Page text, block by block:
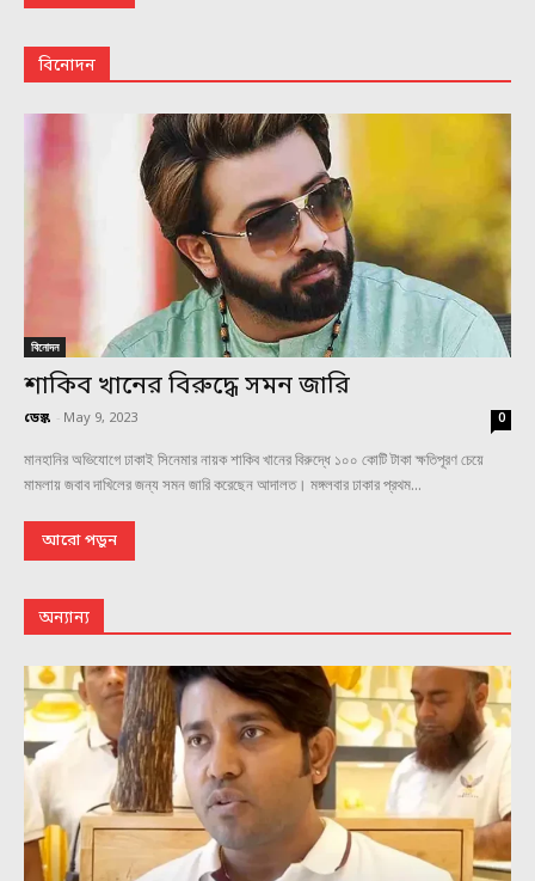
বিনোদন
বিনোদন
শাকিব খানের বিরুদ্ধে সমন জারি
ডেস্ক - May 9, 2023 0
মানহানির অভিযোগে ঢাকাই সিনেমার নায়ক শাকিব খানের বিরুদ্ধে ১০০ কোটি টাকা ক্ষতিপূরণ চেয়ে
মামলায় জবাব দাখিলের জন্য সমন জারি করেছেন আদালত। মঙ্গলবার ঢাকার প্রথম...
আরো পড়ুন
অন্যান্য